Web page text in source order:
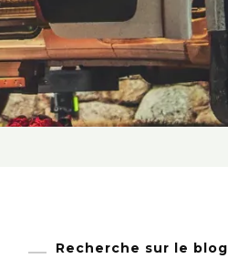
Recherche sur le blog